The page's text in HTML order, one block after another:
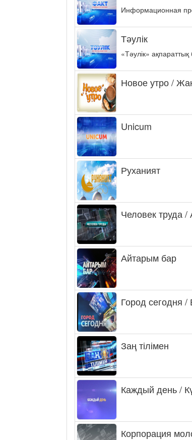
Информационная
Тәулік
«Тәулік»
Новое утро /
Unicum
Руханият
Человек труда
Айтарым бар
Город сегодня /
Заң тілімен
Каждый день /
Корпорация